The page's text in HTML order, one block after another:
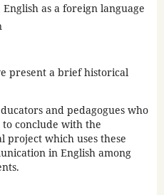
as a foreign language
present a brief historical
and pedagogues who
conclude with the
project which uses these
in English among